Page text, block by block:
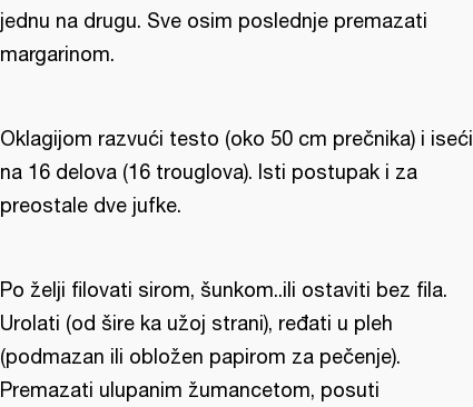
jednu na drugu. Sve osim poslednje premazati
margarinom.
Oklagijom razvući testo (oko 50 cm prečnika) i iseći
na 16 delova (16 trouglova). Isti postupak i za
preostale dve jufke.
Po želji filovati sirom, šunkom..ili ostaviti bez fila.
Urolati (od šire ka užoj strani), ređati u pleh
(podmazan ili obložen papirom za pečenje).
Premazati ulupanim žumancetom, posuti